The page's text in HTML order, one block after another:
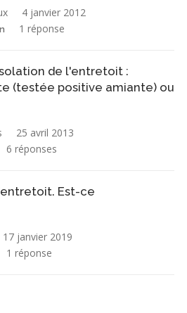
4 janvier 2012
1 réponse
de l'entretoit :
(testée positive amiante) ou
25 avril 2013
6 réponses
Est-ce
17 janvier 2019
1 réponse